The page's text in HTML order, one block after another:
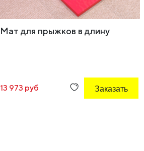
Мат для прыжков в длину
13 973 руб Заказать